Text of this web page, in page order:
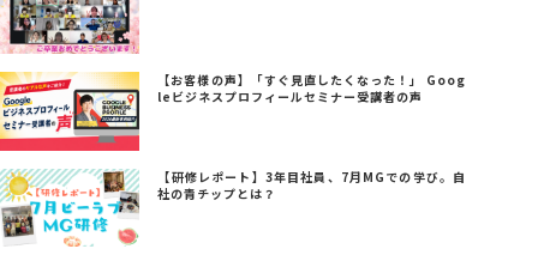
【お客様の声】「すぐ見直したくなった！」 Goog
leビジネスプロフィールセミナー受講者の声
【研修レポート】3年目社員、7月MGでの学び。自
社の青チップとは？